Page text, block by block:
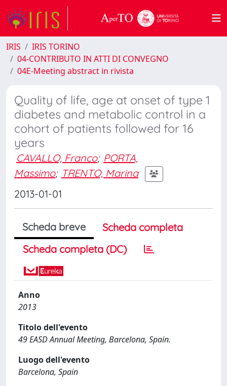
IRIS
IRIS TORINO
04-CONTRIBUTO IN ATTI DI CONVEGNO
04E-Meeting abstract in rivista
Quality of life, age at onset of type 1
diabetes and metabolic control in a
cohort of patients followed for 16
years
CAVALLO, Franco; PORTA,
Massimo; TRENTO, Marina
2013-01-01
Scheda breve
Scheda completa
Scheda completa (DC)
Anno
2013
Titolo dell'evento
49 EASD Annual Meeting, Barcelona, Spain.
Luogo dell'evento
Barcelona, Spain